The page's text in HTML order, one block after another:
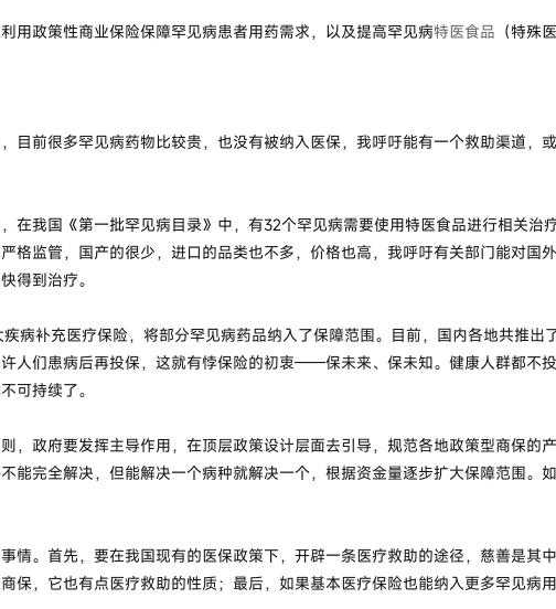
政策性商业保险保障罕见病患者用药需求，以及提高罕见病特医食品 （特殊
前很多罕见病药物比较贵，也没有被纳入医保，我呼吁能有一个救助渠道，
我国《第一批罕见病目录》中，有32个罕见病需要使用特医食品进行相关治
格监管，国产的很少，进口的品类也不多，价格也高，我呼吁有关部门能对国
得到治疗。
补充医疗保险，将部分罕见病药品纳入了保障范围。目前，国内各地共推出
人们患病后再投保，这就有悖保险的初衷——保未来、保未知。健康人群都不
可持续了。
政府要发挥主导作用，在顶层政策设计层面去引导，规范各地政策型商保的
能完全解决，但能解决一个病种就解决一个，根据资金量逐步扩大保障范围。
。首先，要在我国现有的医保政策下，开辟一条医疗救助的途径，慈善是其
保，它也有点医疗救助的性质；最后，如果基本医疗保险也能纳入更多罕见病